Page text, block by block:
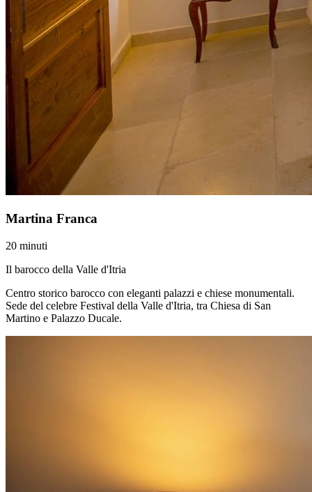
Martina Franca
20 minuti
Il barocco della Valle d'Itria
Centro storico barocco con eleganti palazzi e chiese monumentali.
Sede del celebre Festival della Valle d'Itria, tra Chiesa di San
Martino e Palazzo Ducale.